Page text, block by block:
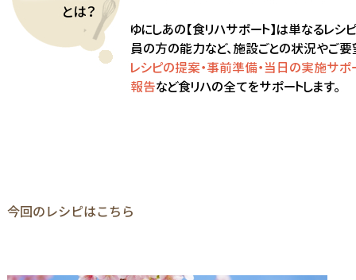
今回のレシピはこちら